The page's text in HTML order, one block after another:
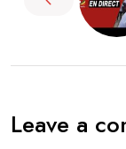
Leave a